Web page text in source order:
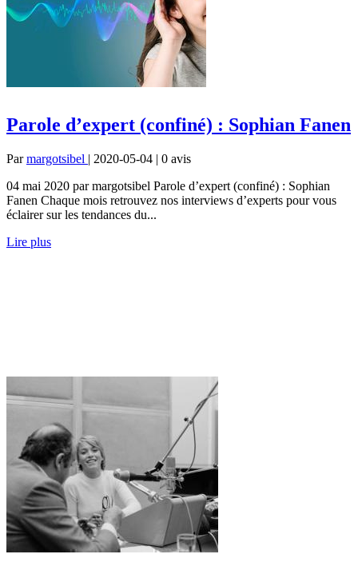
Parole d’expert (confiné) : Sophian Fanen
Parmargotsibel | 2020-05-04 | 0 avis
04 mai 2020 par margotsibel Parole d’expert (confiné) : Sophian
Fanen Chaque mois retrouvez nos interviews d’experts pour vous
éclairer sur les tendances du...
Lire plus